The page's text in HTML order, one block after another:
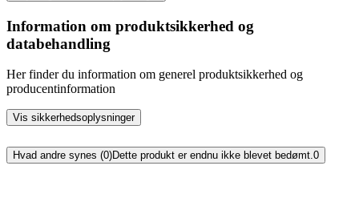
Information om produktsikkerhed og
databehandling
Her finder du information om generel produktsikkerhed og
producentinformation
Vis sikkerhedsoplysninger
Hvad andre synes (0)Dette produkt er endnu ikke blevet bedømt.0